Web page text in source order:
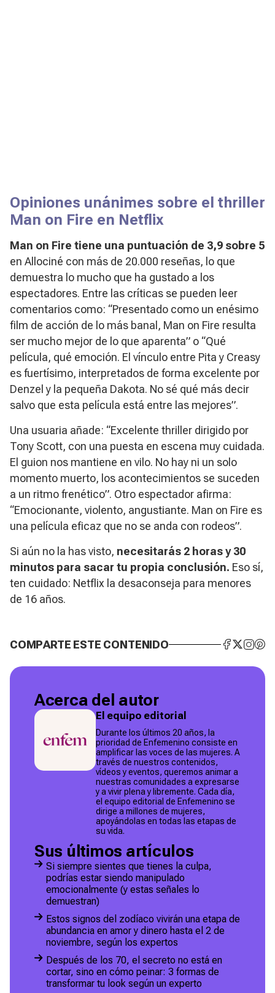
Opiniones unánimes sobre el thriller
Man on Fire en Netflix
Man on Fire tiene una puntuación de 3,9 sobre 5
en Allociné con más de 20.000 reseñas, lo que
demuestra lo mucho que ha gustado a los
espectadores. Entre las críticas se pueden leer
comentarios como: “Presentado como un enésimo
film de acción de lo más banal, Man on Fire resulta
ser mucho mejor de lo que aparenta” o “Qué
película, qué emoción. El vínculo entre Pita y Creasy
es fuertísimo, interpretados de forma excelente por
Denzel y la pequeña Dakota. No sé qué más decir
salvo que esta película está entre las mejores”.
Una usuaria añade: “Excelente thriller dirigido por
Tony Scott, con una puesta en escena muy cuidada.
El guion nos mantiene en vilo. No hay ni un solo
momento muerto, los acontecimientos se suceden
a un ritmo frenético”. Otro espectador afirma:
“Emocionante, violento, angustiante. Man on Fire es
una película eficaz que no se anda con rodeos”.
Si aún no la has visto, necesitarás 2 horas y 30
minutos para sacar tu propia conclusión. Eso sí,
ten cuidado: Netflix la desaconseja para menores
de 16 años.
COMPARTE ESTE CONTENIDO
Acerca del autor
El equipo editorial
Durante los últimos 20 años, la
prioridad de Enfemenino consiste en
amplificar las voces de las mujeres. A
través de nuestros contenidos,
vídeos y eventos, queremos animar a
nuestras comunidades a expresarse
y a vivir plena y libremente. Cada día,
el equipo editorial de Enfemenino se
dirige a millones de mujeres,
apoyándolas en todas las etapas de
su vida.
Sus últimos artículos
Si siempre sientes que tienes la culpa,
podrías estar siendo manipulado
emocionalmente (y estas señales lo
demuestran)
Estos signos del zodíaco vivirán una etapa de
abundancia en amor y dinero hasta el 2 de
noviembre, según los expertos
Después de los 70, el secreto no está en
cortar, sino en cómo peinar: 3 formas de
transformar tu look según un experto